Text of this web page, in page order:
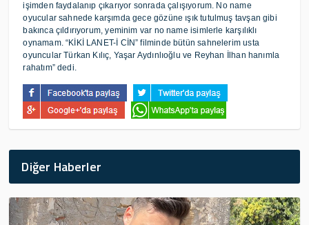
işimden faydalanıp çıkarıyor sonrada çalışıyorum. No name
oyucular sahnede karşımda gece gözüne ışık tutulmuş tavşan gibi
bakınca çıldırıyorum, yeminim var no name isimlerle karşılıklı
oynamam. “KİKİ LANET-İ CİN” filminde bütün sahnelerim usta
oyuncular Türkan Kılıç, Yaşar Aydınlıoğlu ve Reyhan İlhan hanımla
rahatım” dedi.
Diğer Haberler